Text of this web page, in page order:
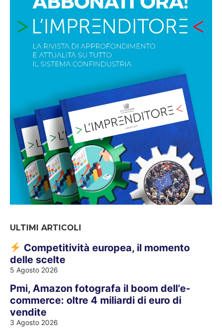
ULTIMI ARTICOLI
Competitività europea, il momento
delle scelte
5 Agosto 2026
Pmi, Amazon fotografa il boom dell’e-
commerce: oltre 4 miliardi di euro di
vendite
3 Agosto 2026